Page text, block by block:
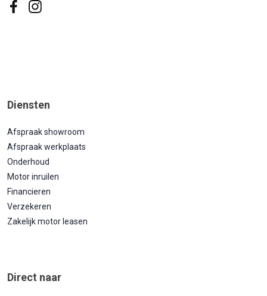
Diensten
Afspraak showroom
Afspraak werkplaats
Onderhoud
Motor inruilen
Financieren
Verzekeren
Zakelijk motor leasen
Direct naar